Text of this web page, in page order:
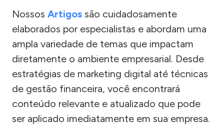
Nossos Artigos são cuidadosamente
elaborados por especialistas e abordam uma
ampla variedade de temas que impactam
diretamente o ambiente empresarial. Desde
estratégias de marketing digital até técnicas
de gestão financeira, você encontrará
conteúdo relevante e atualizado que pode
ser aplicado imediatamente em sua empresa.